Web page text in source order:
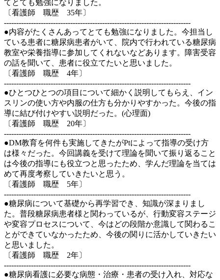
てとても勉強になりました。
〔看護師 職歴 35年〕
----------------------------------------------------------------------------
●内容がたくさんあってとても勉強になりました。今担当し
ている患者に糖尿病患者がいて、院内で行われている糖尿病
教室や栄養指導に参加してくれないなどあります。障害受容
の話を聞いて、患者に役立てたいと思いました。
〔看護師 職歴 4年〕
----------------------------------------------------------------------------
●ひとつひとつの項目について細かく説明してもらえ、イン
スリンの使い方や内服の仕方も分かりやすかった。今後の指
導に結び付けやすい説明だった。(心理面)
〔看護師 職歴 20年〕
----------------------------------------------------------------------------
●DM教育を何件も実施してきたがPtによって指導の受け方
は様々だった。今回講義を受けて理論を聞いて振り返ること
は今後の指導にも役立つと思ったため、学んだ理論を当ては
めて再度考察していきたいと思う。
〔看護師 職歴 5年〕
----------------------------------------------------------------------------
●糖尿病について基礎から再学習でき、知識が深まりまし
た。普段糖尿病患者様と関わっているが、行動変容ステージ
や変容プロセスについて、今はどの段階か意識して関わるこ
とができていなかったため、今後の関りに活かしていきたい
と思いました。
〔看護師 職歴 2年〕
----------------------------------------------------------------------------
●糖尿病看護に必要な病態・治療・患者の受け入れ、対応な